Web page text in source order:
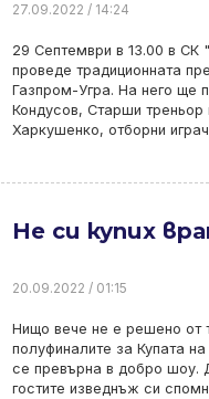
27.09.2022 / 14:24
29 Септември в 13.00 в
проведе традиционната
Газпром-Угра. На него ще
Кондусов, Старши
Харкушенко, отборни
Не си купих
20.09.2022 / 01:15
Нищо вече не е решено от
полуфиналите за Купата
се превърна в добро шоу.
гостите изведнъж си